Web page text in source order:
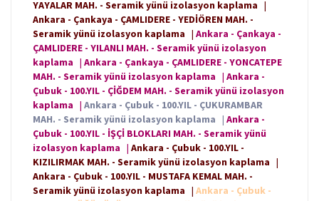
YAYALAR MAH. - Seramik yünü izolasyon kaplama |
Ankara - Çankaya - ÇAMLIDERE - YEDİÖREN MAH. -
Seramik yünü izolasyon kaplama | Ankara - Çankaya -
ÇAMLIDERE - YILANLI MAH. - Seramik yünü izolasyon
kaplama | Ankara - Çankaya - ÇAMLIDERE - YONCATEPE
MAH. - Seramik yünü izolasyon kaplama | Ankara -
Çubuk - 100.YIL - ÇİĞDEM MAH. - Seramik yünü izolasyon
kaplama | Ankara - Çubuk - 100.YIL - ÇUKURAMBAR
MAH. - Seramik yünü izolasyon kaplama | Ankara -
Çubuk - 100.YIL - İŞÇİ BLOKLARI MAH. - Seramik yünü
izolasyon kaplama | Ankara - Çubuk - 100.YIL -
KIZILIRMAK MAH. - Seramik yünü izolasyon kaplama |
Ankara - Çubuk - 100.YIL - MUSTAFA KEMAL MAH. -
Seramik yünü izolasyon kaplama | Ankara - Çubuk -